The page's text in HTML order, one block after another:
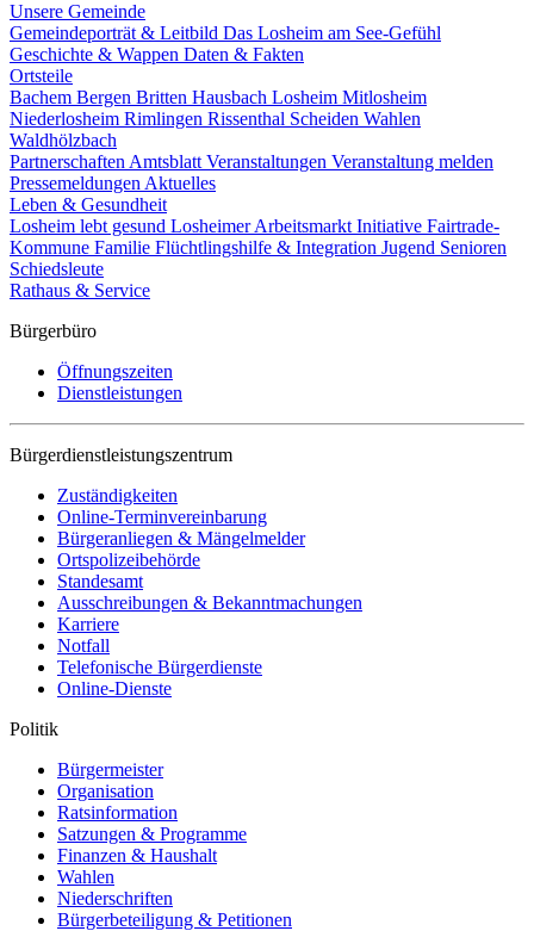
Unsere Gemeinde
Gemeindeporträt & Leitbild Das Losheim am See-Gefühl
Geschichte & Wappen Daten & Fakten
Ortsteile
Bachem Bergen Britten Hausbach Losheim Mitlosheim
Niederlosheim Rimlingen Rissenthal Scheiden Wahlen
Waldhölzbach
Partnerschaften Amtsblatt Veranstaltungen Veranstaltung melden
Pressemeldungen Aktuelles
Leben & Gesundheit
Losheim lebt gesund Losheimer Arbeitsmarkt Initiative Fairtrade-
Kommune Familie Flüchtlingshilfe & Integration Jugend Senioren
Schiedsleute
Rathaus & Service
Bürgerbüro
Öffnungszeiten
Dienstleistungen
Bürgerdienstleistungszentrum
Zuständigkeiten
Online-Terminvereinbarung
Bürgeranliegen & Mängelmelder
Ortspolizeibehörde
Standesamt
Ausschreibungen & Bekanntmachungen
Karriere
Notfall
Telefonische Bürgerdienste
Online-Dienste
Politik
Bürgermeister
Organisation
Ratsinformation
Satzungen & Programme
Finanzen & Haushalt
Wahlen
Niederschriften
Bürgerbeteiligung & Petitionen